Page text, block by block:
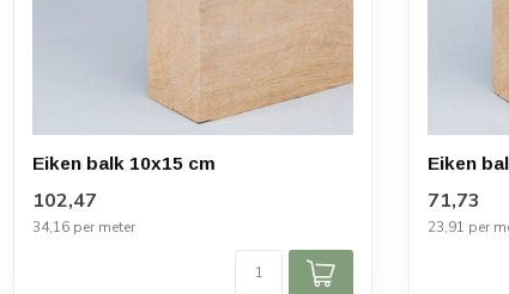
Eiken balk 10x15 cm
102,47
34,16 per meter
Eiken
71,73
23,91 per